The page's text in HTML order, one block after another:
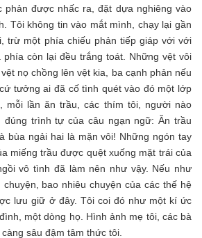
phản được nhấc ra, đặt dựa nghiêng vào
Tôi không tin vào mắt mình, chạy lại gần
trừ một phía chiếu phản tiếp giáp với với
còn lại đều trắng toát. Những vệt vôi
nọ chồng lên vệt kia, ba cạnh phản nếu
tưởng ai đã cố tình quét vào đó một lớp
mỗi lần ăn trầu, các thím tôi, người nào
đúng trình tự của câu ngạn ngữ: Ăn trầu
bùa ngải hai là mặn vôi! Những ngón tay
miếng trầu được quệt xuống mặt trái của
vô tình đã làm nên như vậy. Nếu như
bao nhiêu chuyện của các thế hệ
lưu giữ ở đây. Tôi coi đó như một kí ức
một dòng họ. Hình ảnh mẹ tôi, các bà
sâu đậm tâm thức tôi.